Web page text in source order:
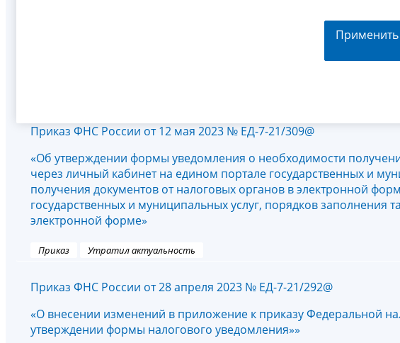
Применить
Приказ ФНС России от 12 мая 2023 № ЕД-7-21/309@
«Об утверждении формы уведомления о необходимости
через личный кабинет на едином портале государственных и
получения документов от налоговых органов в электронной
государственных и муниципальных услуг, порядков заполнения
электронной форме»
Приказ Утратил актуальность
Приказ ФНС России от 28 апреля 2023 № ЕД-7-21/292@
«О внесении изменений в приложение к приказу Федеральной
утверждении формы налогового уведомления»»